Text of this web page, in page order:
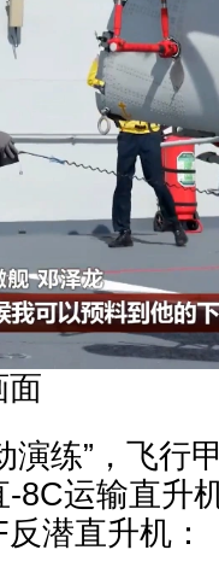
面
演练”，飞行
8C运输直升
潜直升机：